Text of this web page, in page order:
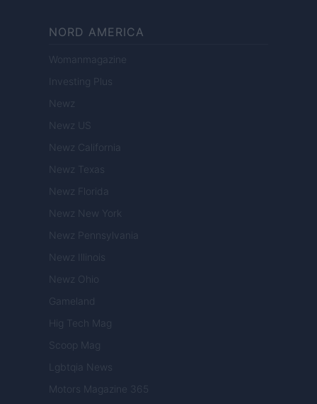
NORD AMERICA
Womanmagazine
Investing Plus
Newz
Newz US
Newz California
Newz Texas
Newz Florida
Newz New York
Newz Pennsylvania
Newz Illinois
Newz Ohio
Gameland
Hig Tech Mag
Scoop Mag
Lgbtqia News
Motors Magazine 365